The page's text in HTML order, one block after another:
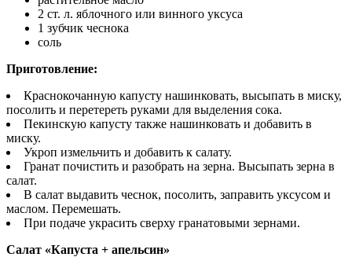
2 ст. л. яблочного или винного уксуса
1 зубчик чеснока
соль
Приготовление:
Краснокочанную капусту нашинковать, высыпать в миску,
посолить и перетереть руками для выделения сока.
Пекинскую капусту также нашинковать и добавить в
миску.
Укроп измельчить и добавить к салату.
Гранат почистить и разобрать на зерна. Высыпать зерна в
салат.
В салат выдавить чеснок, посолить, заправить уксусом и
маслом. Перемешать.
При подаче украсить сверху гранатовыми зернами.
Салат «Капуста + апельсин»